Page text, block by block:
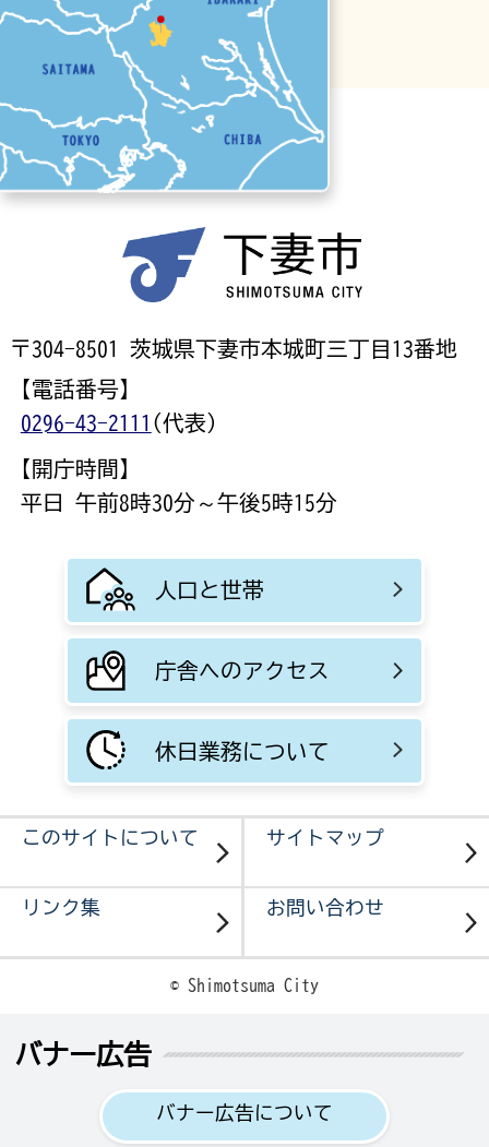
〒304-8501 茨城県下妻市本城町三丁目13番地
【電話番号】
0296-43-2111 (代表)
【開庁時間】
平日 午前8時30分～午後5時15分
人口と世帯
庁舎へのアクセス
休日業務について
このサイトについて サイトマップ
リンク集 お問い合わせ
© Shimotsuma City
バナー広告
バナー広告について